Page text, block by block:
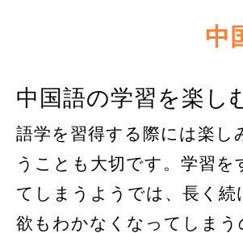
中
中国語の学習を楽し
語学を習得する際には楽
うことも大切です。学習
てしまうようでは、長く
欲もわかなくなってしま